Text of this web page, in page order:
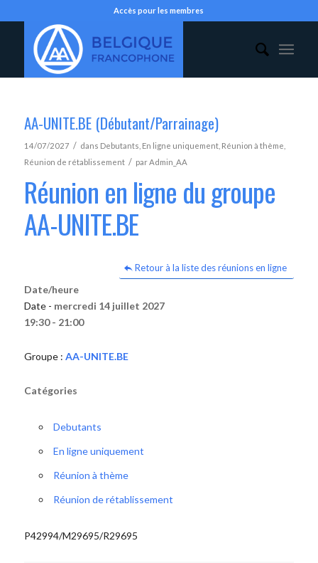
Accès pour les membres
AA-UNITE.BE (Débutant/Parrainage)
14/07/2027 / dans Debutants En ligne uniquement, Réunion à thème
Réunion de rétablissement / parAdmin_AA
Réunion en ligne du groupe
AA-UNITE.BE
Retour à la liste des réunions en ligne
Date/heure
Date - mercredi 14 juillet 2027
19:30 - 21:00
Groupe : AA-UNITE.BE
Catégories
Debutants
En ligne uniquement
Réunion à thème
Réunion de rétablissement
P42994/M29695/R29695